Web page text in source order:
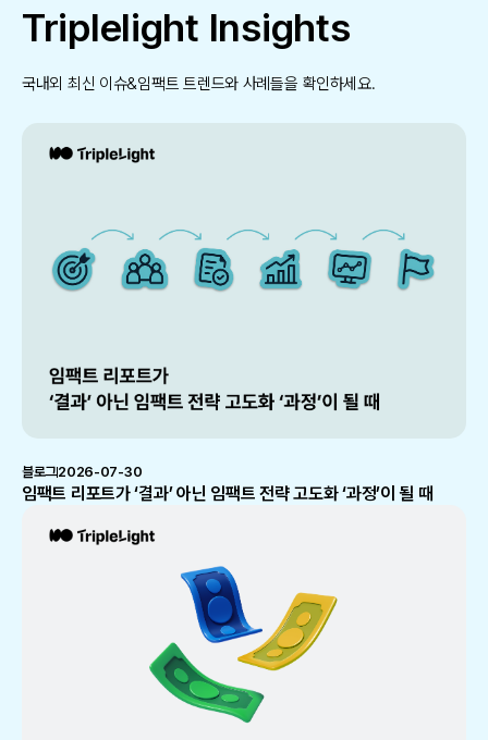
Triplelight Insights
국내외 최신 이슈&임팩트 트렌드와 사례들을 확인하세요.
블로그2026-07-30
임팩트 리포트가 ‘결과’ 아닌 임팩트 전략 고도화 ‘과정’이 될 때